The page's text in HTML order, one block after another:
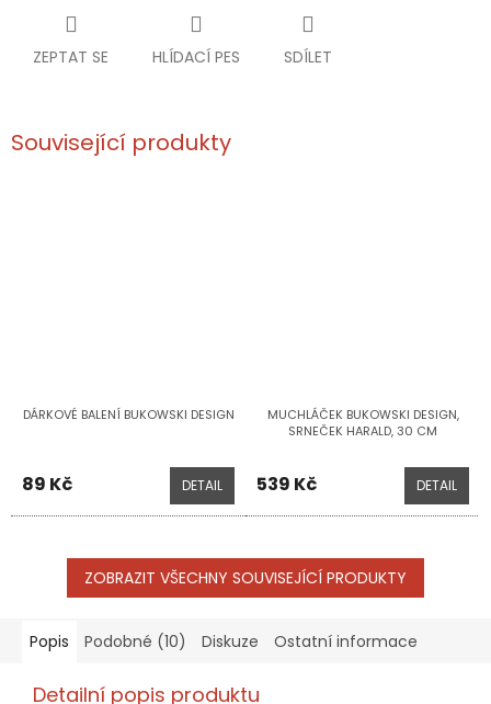
ZEPTAT SE HLÍDACÍ PES SDÍLET
Související produkty
DÁRKOVÉ BALENÍ BUKOWSKI DESIGN
89 Kč DETAIL
MUCHLÁČEK BUKOWSKI DESIGN,
SRNEČEK HARALD, 30 CM
539 Kč DETAIL
ZOBRAZIT VŠECHNY SOUVISEJÍCÍ PRODUKTY
Popis Podobné (10) Diskuze Ostatní informace
Detailní popis produktu